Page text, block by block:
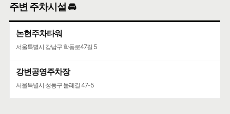
주변 주차시설 🚘
논현주차타워
서울특별시 강남구 학동로47길 5
강변공영주차장
서울특별시 성동구 둘레길 47-5